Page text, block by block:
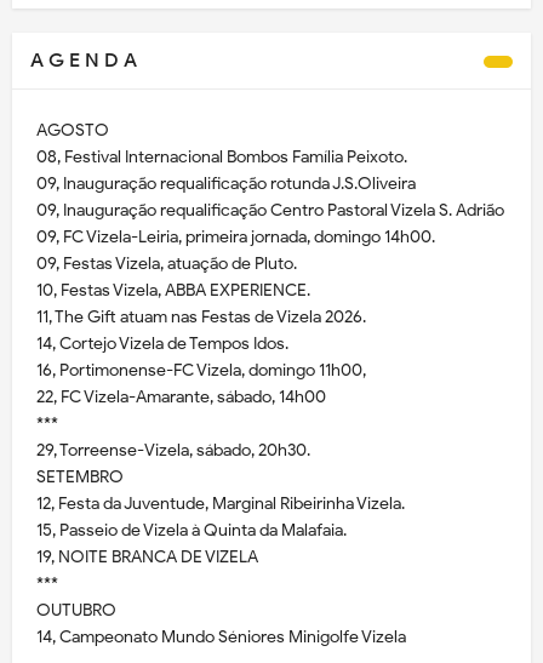
A G E N D A
AGOSTO
08, Festival Internacional Bombos Família Peixoto.
09, Inauguração requalificação rotunda J.S.Oliveira
09, Inauguração requalificação Centro Pastoral Vizela S. Adrião
09, FC Vizela-Leiria, primeira jornada, domingo 14h00.
09, Festas Vizela, atuação de Pluto.
10, Festas Vizela, ABBA EXPERIENCE.
11, The Gift atuam nas Festas de Vizela 2026.
14, Cortejo Vizela de Tempos Idos.
16, Portimonense-FC Vizela, domingo 11h00,
22, FC Vizela-Amarante, sábado, 14h00
***
29, Torreense-Vizela, sábado, 20h30.
SETEMBRO
12, Festa da Juventude, Marginal Ribeirinha Vizela.
15, Passeio de Vizela à Quinta da Malafaia.
19, NOITE BRANCA DE VIZELA
***
OUTUBRO
14, Campeonato Mundo Séniores Minigolfe Vizela